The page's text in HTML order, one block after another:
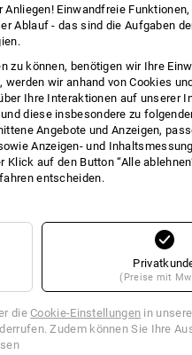
Einwandfreie
Ablauf - das sind die Aufgaben
zu können, benötigen wir Ihre
werden wir anhand von Cookies
Ihre Interaktionen auf unserer
diese insbesondere zu
Angebote und Anzeigen,
Anzeigen- und
auf den Button “Alle
entscheiden.
(Preise mit
dieCookie-Einstellungen in
Zudem können Sie Ihre